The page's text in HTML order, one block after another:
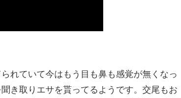
れていて今はもう目も鼻も感覚が無くなっ
き取りエサを貰ってるようです。交尾もお